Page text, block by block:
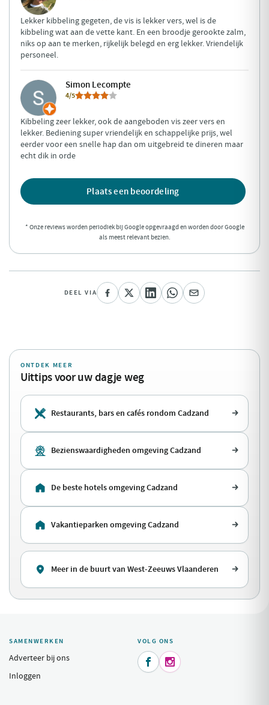
Lekker kibbeling gegeten, de vis is lekker vers, wel is de
kibbeling wat aan de vette kant. En een broodje gerookte zalm,
niks op aan te merken, rijkelijk belegd en erg lekker. Vriendelijk
personeel.
Simon Lecompte
4/5
Kibbeling zeer lekker, ook de aangeboden vis zeer vers en
lekker. Bediening super vriendelijk en schappelijke prijs, wel
eerder voor een snelle hap dan om uitgebreid te dineren maar
echt dik in orde
Plaats een beoordeling
* Onze reviews worden periodiek bij Google opgevraagd en worden door Google
als meest relevant bezien.
DEEL VIA
ONTDEK MEER
Uittips voor uw dagje weg
Restaurants, bars en cafés rondom Cadzand
Bezienswaardigheden omgeving Cadzand
De beste hotels omgeving Cadzand
Vakantieparken omgeving Cadzand
Meer in de buurt van West-Zeeuws Vlaanderen
SAMENWERKEN
Adverteer bij ons
Inloggen
VOLG ONS
 